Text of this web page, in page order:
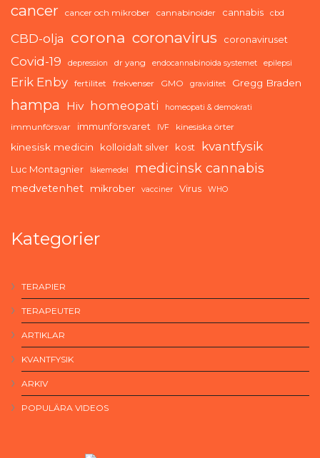
cancer cancer och mikrober cannabinoider cannabis cbd
CBD-olja corona coronavirus coronaviruset
Covid-19 depression dr yang endocannabinoida systemet epilepsi
Erik Enby fertilitet frekvenser GMO graviditet Gregg Braden
hampa Hiv homeopati homeopati & demokrati
immunförsvar immunförsvaret IVF kinesiska örter
kinesisk medicin kolloidalt silver kost kvantfysik
Luc Montagnier läkemedel medicinsk cannabis
medvetenhet mikrober vacciner Virus WHO
Kategorier
TERAPIER
TERAPEUTER
ARTIKLAR
KVANTFYSIK
ARKIV
POPULÄRA VIDEOS